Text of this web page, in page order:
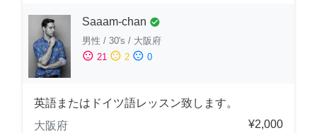
Saaam-chan check_circle
男性 / 30's / 大阪府
sentiment_satisfied 21 sentiment_neutral 2 sentiment_dissatisfied 0
英語またはドイツ語レッスン致します。
大阪府
¥2,000